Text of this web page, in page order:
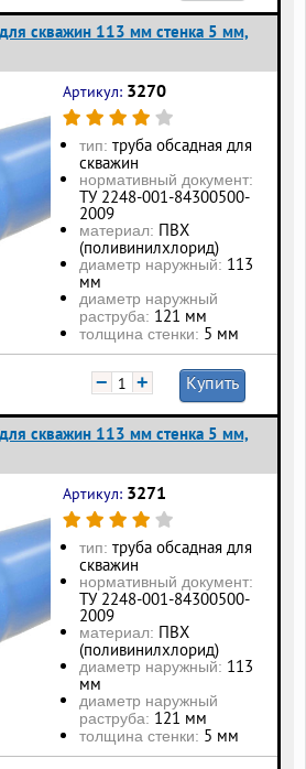
скважин 113 мм стенка 5 мм,
Артикул: 3270
тип: труба обсадная для
скважин
нормативный документ:
ТУ 2248-001-84300500-
2009
материал: ПВХ
(поливинилхлорид)
диаметр наружный: 113
мм
диаметр наружный
раструба: 121 мм
толщина стенки: 5 мм
− + Купить
скважин 113 мм стенка 5 мм,
Артикул: 3271
тип: труба обсадная для
скважин
нормативный документ:
ТУ 2248-001-84300500-
2009
материал: ПВХ
(поливинилхлорид)
диаметр наружный: 113
мм
диаметр наружный
раструба: 121 мм
толщина стенки: 5 мм